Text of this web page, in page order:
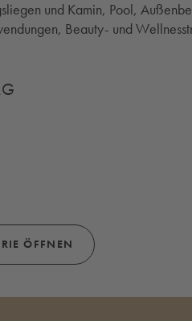
und Kamin, Pool,
Beauty- und
ÖFFNEN
SICH IN EINEM MODALEN